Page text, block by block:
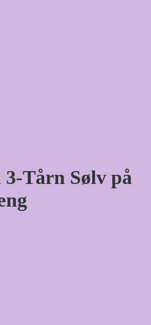
Tårn Sølv på